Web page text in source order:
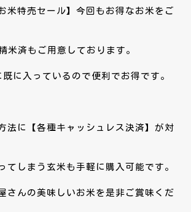
米特売セール】今回もお得なお米をご
米済もご用意しております。
に入っているので便利でお得です。
法に【各種キャッシュレス決済】が対
てしまう玄米も手軽に購入可能です。
さんの美味しいお米を是非ご賞味くだ